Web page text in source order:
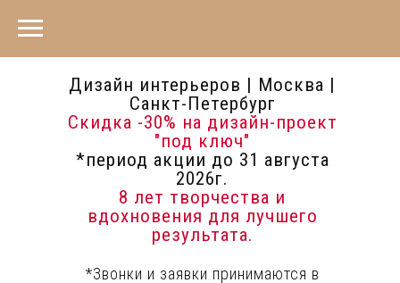
*Звонки и заявки принимаются в
Дизайн интерьеров | Москва |
Санкт-Петербург
Скидка -30% на дизайн-проект
"под ключ"
*период акции до 31 августа
2026г.
8 лет творчества и
вдохновения для лучшего
результата.